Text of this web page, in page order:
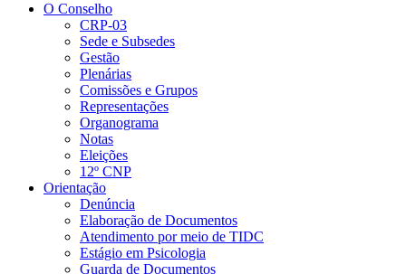
O Conselho
CRP-03
Sede e Subsedes
Gestão
Plenárias
Comissões e Grupos
Representações
Organograma
Notas
Eleições
12º CNP
Orientação
Denúncia
Elaboração de Documentos
Atendimento por meio de TIDC
Estágio em Psicologia
Guarda de Documentos